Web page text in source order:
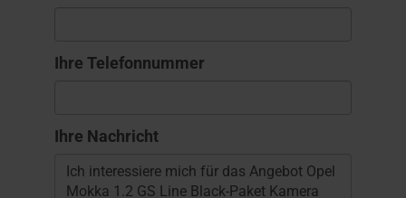
Ihre Telefonnummer
Ihre Nachricht